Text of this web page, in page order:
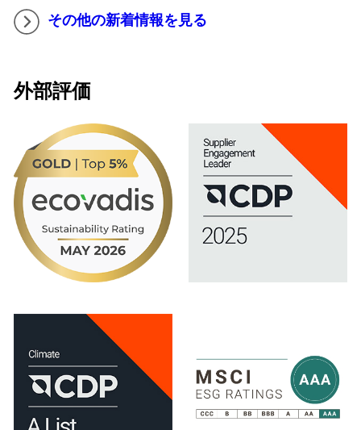
その他の新着情報を見る
外部評価